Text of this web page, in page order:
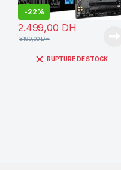
-22%
2.499,00 DH
3.190,00DH
RUPTURE DE STOCK